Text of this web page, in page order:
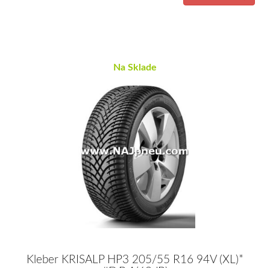
Na Sklade
Kleber KRISALP HP3 205/55 R16 94V (XL)*